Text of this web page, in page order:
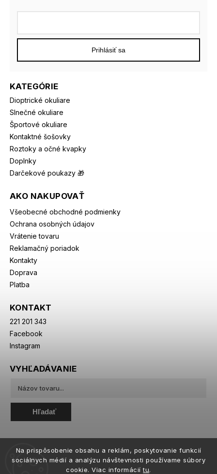
Na prispôsobenie obsahu a reklám, poskytovanie funkcií
sociálnych médií a analýzu návštevnosti používame súbory
cookie. Viac informáciítu.
KATEGÓRIE
Dioptrické okuliare
Slnečné okuliare
Športové okuliare
Kontaktné šošovky
Roztoky a očné kvapky
Doplnky
Darčekové poukazy 🎁
AKO NAKUPOVAŤ
Všeobecné obchodné podmienky
Ochrana osobných údajov
Vrátenie tovaru
Reklamačný poriadok
Kontakty
Doprava
Platba
KONTAKT
221 201 343
Facebook
Instagram
Prihlásiť sa
VYHĽADÁVANIE
Hľadať